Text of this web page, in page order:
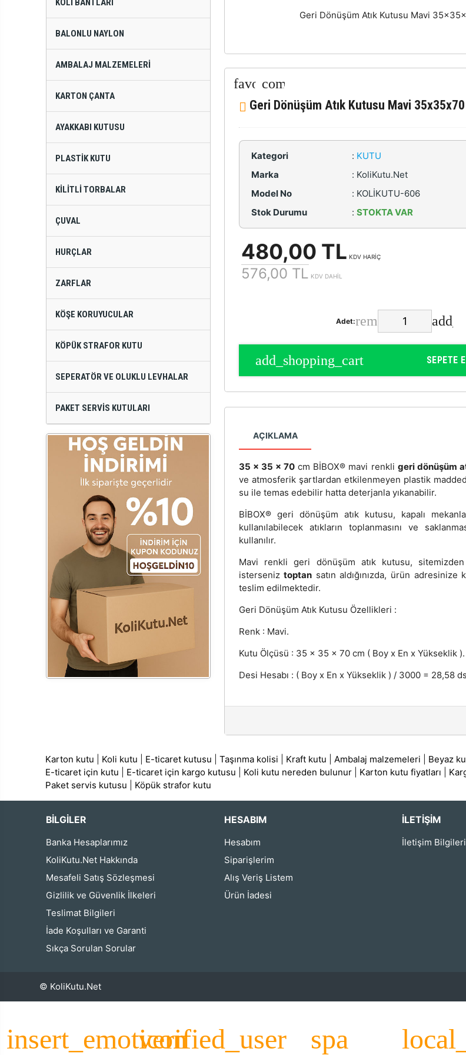
KOLI BANTLARI
BALONLU NAYLON
AMBALAJ MALZEMELERI
KARTON ÇANTA
AYAKKABI KUTUSU
PLASTIK KUTU
KILITLI TORBALAR
ÇUVAL
HURÇLAR
ZARFLAR
KÖŞE KORUYUCULAR
KÖPÜK STRAFOR KUTU
SEPERATÖR VE OLUKLU LEVHALAR
PAKET SERVIS KUTULARI
Geri Dönüşüm Atık Kutusu Mavi
Geri Dönüşüm Atık Kutusu Mavi
Kategori : KUTU
Marka
: KoliKutu.Net
Model No
: KOLİKUTU-606
Stok Durumu
: STOKTA VAR
480,00 TL KDV HARİÇ
576,00 TL KDV DAHİL
Adet:
SEPETE
AÇIKLAMA
35 x 35 x 70 cm BİBOX® mavi renkli geri dönüşüm
ve atmosferik şartlardan etkilenmeyen plastik
su ile temas edebilir hatta deterjanla yıkanabilir.
BİBOX® geri dönüşüm atık kutusu, kapalı
kullanılabilecek atıkların toplanmasını ve
kullanılır.
Mavi renkli geri dönüşüm atık kutusu,
isterseniztoptan satın aldığınızda, ürün
teslim edilmektedir.
Geri Dönüşüm Atık Kutusu Özellikleri :
Renk : Mavi.
Kutu Ölçüsü : 35 x 35 x 70 cm ( Boy x En x Yükseklik ).
Desi Hesabı : ( Boy x En x Yükseklik ) / 3000 = 28,58
Karton kutu Koli kutu E-ticaret kutusu |Taşınma kolisi Kraft kutu Ambalaj malzemeleri Beyaz
E-ticaret için kutu
E-ticaret için kargo kutusu Koli kutu nereden bulunur Karton kutu fiyatları
Paket servis kutusu
Köpük strafor kutu
BİLGİLER
Banka Hesaplarımız
KoliKutu.Net Hakkında
Mesafeli Satış Sözleşmesi
Gizlilik ve Güvenlik İlkeleri
Teslimat Bilgileri
İade Koşulları ve Garanti
Sıkça Sorulan Sorular
HESABIM
Hesabım
Siparişlerim
Alış Veriş Listem
Ürün İadesi
İLETIŞIM
İletişim Bilgileri
© KoliKutu.Net